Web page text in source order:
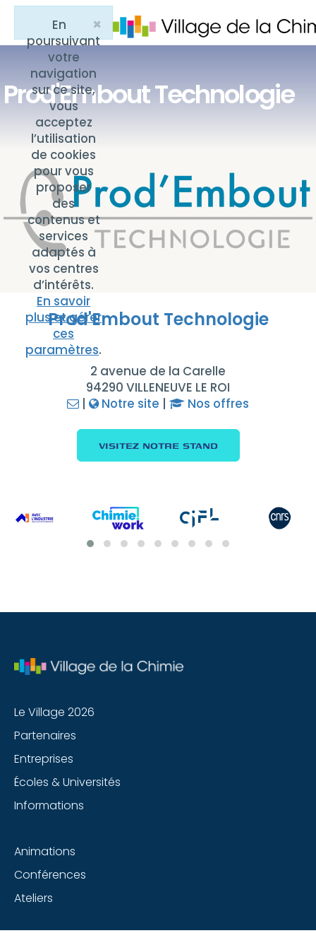
×
Close
En
poursuivant
votre
navigation
sur ce site,
vous
acceptez
l’utilisation
de cookies
pour vous
proposer
des
contenus et
services
adaptés à
vos centres
d’intérêts.
En savoir
plus et gérer
ces
paramètres.
Prod'Embout Technologie
Prod'Embout Technologie
2 avenue de la Carelle
94290 VILLENEUVE LE ROI
|
Notre site | Nos offres
VISITEZ NOTRE STAND
Le Village 2026
Partenaires
Entreprises
Écoles & Universités
Informations
Animations
Conférences
Ateliers